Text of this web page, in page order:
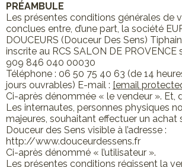
PRÉAMBULE
Les présentes conditions générales de
conclues entre, d’une part, la société
DOUCEURS (Douceur Des Sens)
inscrite au RCS SALON DE PROVENCE
909 846 040 00030
Téléphone : 06 50 75 40 63 (de 14
jours ouvrables) E-mail : [email
Ci-après dénommée « le vendeur ». Et,
Les internautes, personnes physiques
majeures, souhaitant effectuer un achat
Douceur des Sens visible à l’adresse :
http://www.douceurdessens.fr
Ci-après dénommé « l’utilisateur ».
Les présentes conditions régissent la